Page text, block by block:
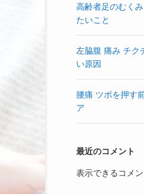
高齢者足のむく
たいこと
左脇腹 痛み チク
い原因
腰痛 ツボを押す
ア
最近のコメント
表示できるコメン